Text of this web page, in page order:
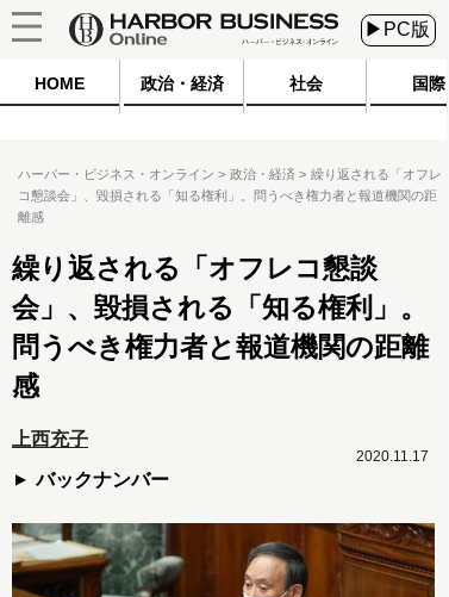
▶PC版
HOME 政治・経済 社会 国際
ハーバー・ビジネス・オンライン 政治・経済
繰り返される「オフレ
コ懇談会」、毀損される「知る権利」。問うべき権力者と報道機関の距
離感
繰り返される「オフレコ懇談
会」、毀損される「知る権利」。
問うべき権力者と報道機関の距離
感
上西充子
バックナンバー
2020.11.17